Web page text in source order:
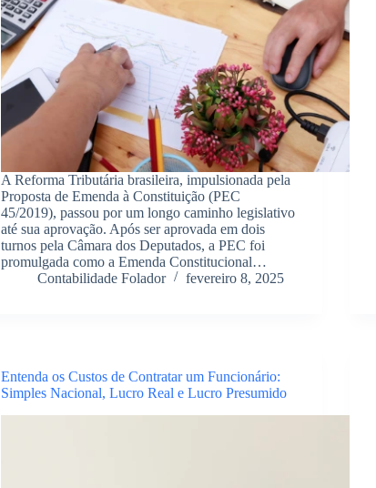
A Reforma Tributária brasileira, impulsionada pela
Proposta de Emenda à Constituição (PEC
45/2019), passou por um longo caminho legislativo
até sua aprovação. Após ser aprovada em dois
turnos pela Câmara dos Deputados, a PEC foi
promulgada como a Emenda Constitucional…
Contabilidade Folador
fevereiro 8, 2025
Entenda os Custos de Contratar um Funcionário:
Simples Nacional, Lucro Real e Lucro Presumido